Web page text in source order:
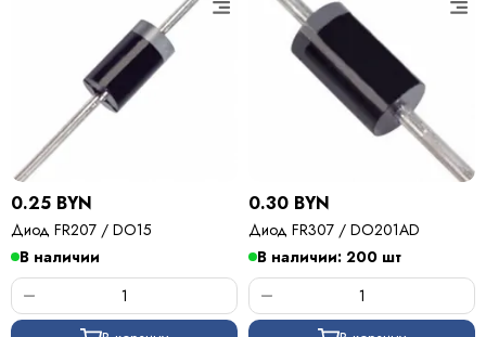
0.25 BYN
Диод FR207 / DO15
В наличии
0.30 BYN
Диод FR307 / DO201AD
В наличии: 200 шт